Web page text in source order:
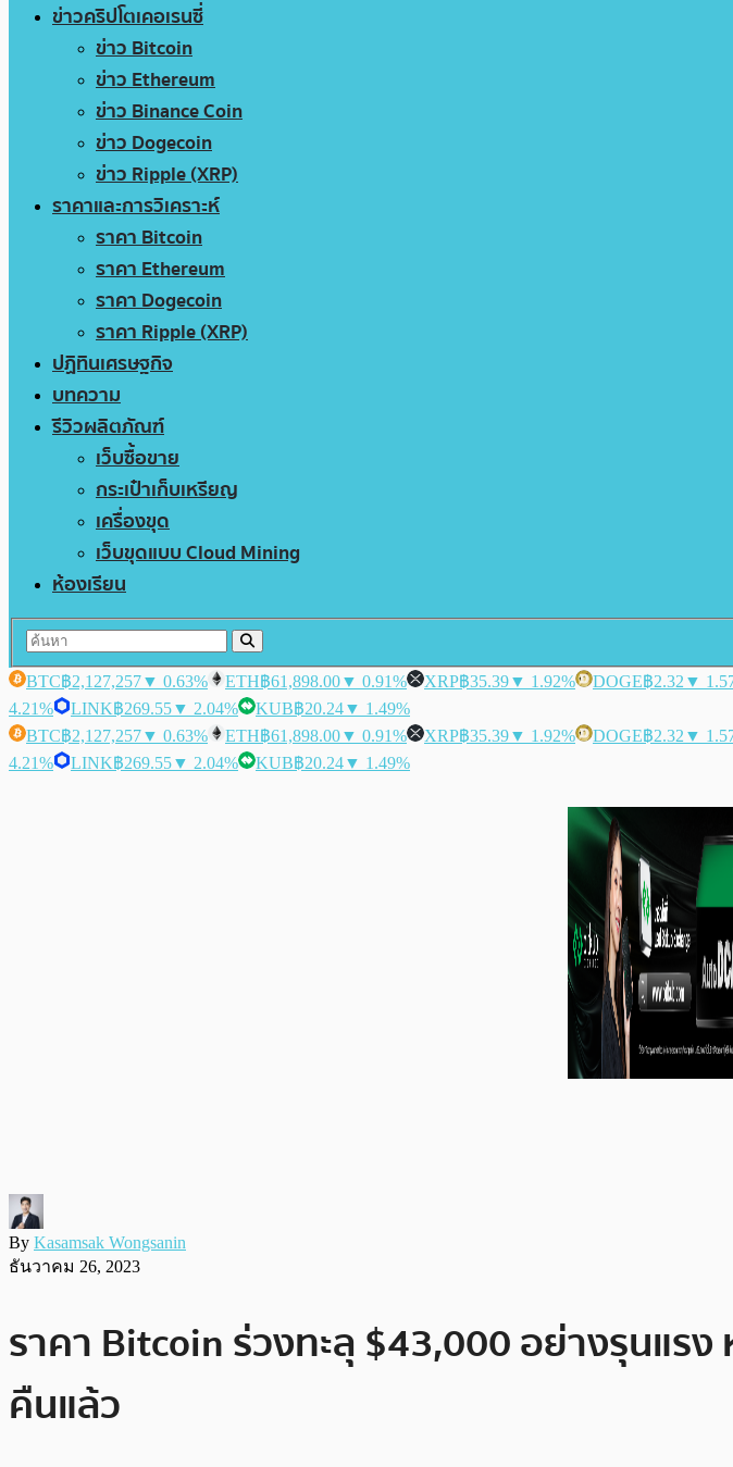
ข่าวคริปโตเคอเรนซี่
ข่าว Bitcoin
ข่าว Ethereum
ข่าว Binance Coin
ข่าว Dogecoin
ข่าว Ripple (XRP)
ราคาและการวิเคราะห์
ราคา Bitcoin
ราคา Ethereum
ราคา Dogecoin
ราคา Ripple (XRP)
ปฏิทินเศรษฐกิจ
บทความ
รีวิวผลิตภัณฑ์
เว็บซื้อขาย
กระเป๋าเก็บเหรียญ
เครื่องขุด
เว็บขุดแบบ Cloud Mining
ห้องเรียน
BTC฿2,127,257▼ 0.63% ETH฿61,898.00▼ 0.91% XRP฿35.39▼ 1.92% DOGE฿2.32 ▼
4.21%
LINK฿269.55▼ 2.04% KUB฿20.24▼ 1.49%
BTC฿2,127,257▼ 0.63% ETH฿61,898.00▼ 0.91% XRP฿35.39▼ 1.92% DOGE฿2.32 ▼
4.21%
LINK฿269.55▼ 2.04% KUB฿20.24▼ 1.49%
By Kasamsak Wongsanin
ธันวาคม 26, 2023
ราคา Bitcoin ร่วงทะลุ $43,000 อย่างรุนแรง
คืนแล้ว